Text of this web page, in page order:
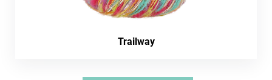
Trailway